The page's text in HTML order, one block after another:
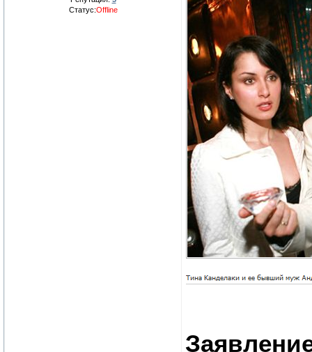
Статус:Offline